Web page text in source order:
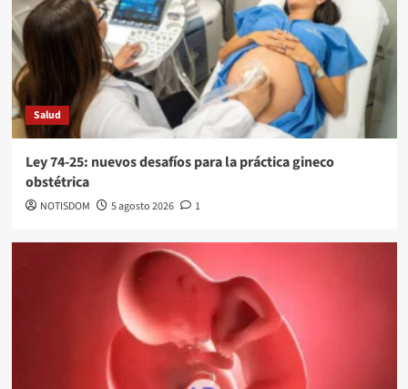
Salud
Ley 74-25: nuevos desafíos para la práctica gineco
obstétrica
NOTISDOM 5 agosto 2026 1